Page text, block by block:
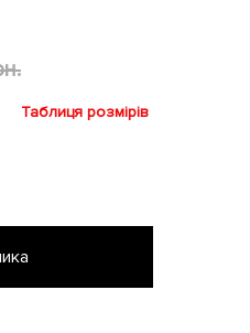
Таблиця розмірів